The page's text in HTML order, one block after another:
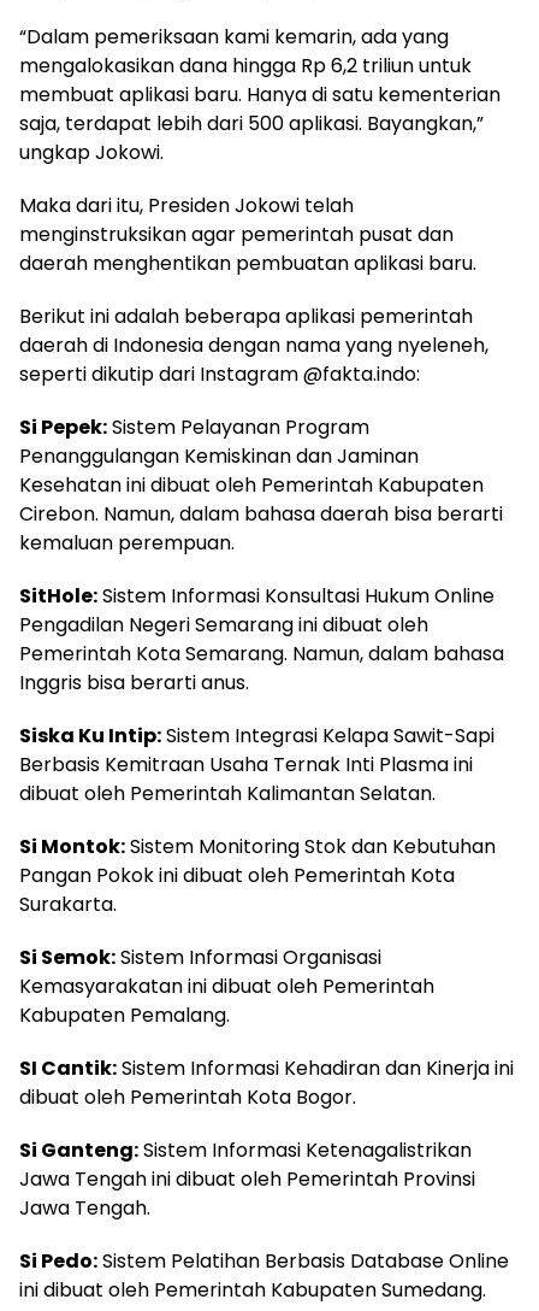
“Dalam pemeriksaan kami kemarin, ada yang
mengalokasikan dana hingga Rp 6,2 triliun untuk
membuat aplikasi baru. Hanya di satu kementerian
saja, terdapat lebih dari 500 aplikasi. Bayangkan,”
ungkap Jokowi.
Maka dari itu, Presiden Jokowi telah
menginstruksikan agar pemerintah pusat dan
daerah menghentikan pembuatan aplikasi baru.
Berikut ini adalah beberapa aplikasi pemerintah
daerah di Indonesia dengan nama yang nyeleneh,
seperti dikutip dari Instagram @fakta.indo:
Si Pepek:Sistem Pelayanan Program
Penanggulangan Kemiskinan dan Jaminan
Kesehatan ini dibuat oleh Pemerintah Kabupaten
Cirebon. Namun, dalam bahasa daerah bisa berarti
kemaluan perempuan.
SitHole:Sistem Informasi Konsultasi Hukum Online
Pengadilan Negeri Semarang ini dibuat oleh
Pemerintah Kota Semarang. Namun, dalam bahasa
Inggris bisa berarti anus.
Siska Ku Intip:Sistem Integrasi Kelapa Sawit-Sapi
Berbasis Kemitraan Usaha Ternak Inti Plasma ini
dibuat oleh Pemerintah Kalimantan Selatan.
Si Montok:Sistem Monitoring Stok dan Kebutuhan
Pangan Pokok ini dibuat oleh Pemerintah Kota
Surakarta.
Si Semok:Sistem Informasi Organisasi
Kemasyarakatan ini dibuat oleh Pemerintah
Kabupaten Pemalang.
SI Cantik:Sistem Informasi Kehadiran dan Kinerja ini
dibuat oleh Pemerintah Kota Bogor.
Si Ganteng:Sistem Informasi Ketenagalistrikan
Jawa Tengah ini dibuat oleh Pemerintah Provinsi
Jawa Tengah.
Si Pedo:Sistem Pelatihan Berbasis Database Online
ini dibuat oleh Pemerintah Kabupaten Sumedang.